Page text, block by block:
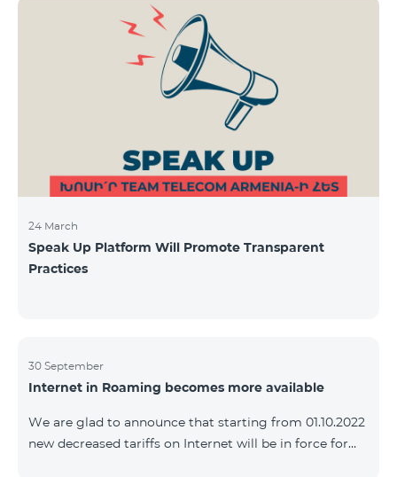
24 March
Speak Up Platform Will Promote Transparent
Practices
30 September
Internet in Roaming becomes more available
We are glad to announce that starting from 01.10.2022
new decreased tariffs on Internet will be in force for